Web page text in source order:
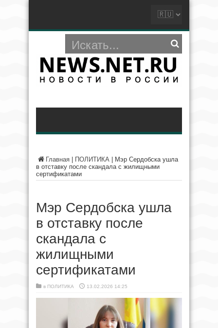
Главная ПОЛИТИКА
Мэр Сердобска ушла
в отставку после скандала с жилищными
сертификатами
Мэр Сердобска ушла
в отставку после
скандала с
жилищными
сертификатами
в ПОЛИТИКА 13.02.2026 14:25